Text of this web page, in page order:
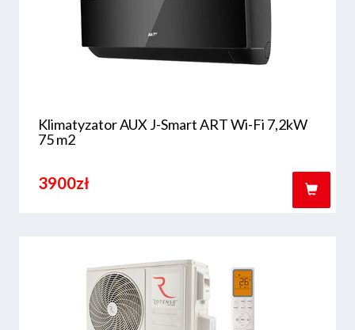
Klimatyzator AUX J-Smart ART Wi-Fi 7,2kW
75 m2
3900zł